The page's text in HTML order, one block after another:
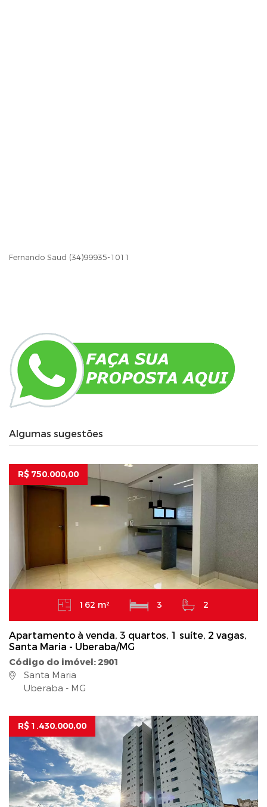
Fernando Saud (34)99935-1011
Algumas sugestões
R$ 750.000,00
162 m² 3 2
Apartamento à venda, 3 quartos, 1 suíte, 2 vagas,
Santa Maria - Uberaba/MG
Código do imóvel: 2901
Santa Maria
Uberaba - MG
R$ 1.430.000,00